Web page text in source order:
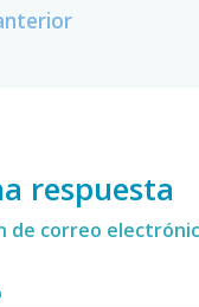
respuesta
de correo